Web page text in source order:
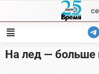
content
На лед — больше